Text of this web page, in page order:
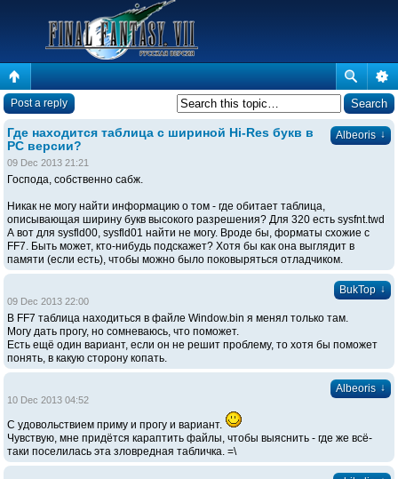
Post a reply
Albeoris ↓
Где находится таблица с шириной Hi-Res букв в
PC версии?
09 Dec 2013 21:21
Господа, собственно сабж.
Никак не могу найти информацию о том - где обитает таблица,
описывающая ширину букв высокого разрешения? Для 320 есть sysfnt.twd
А вот для sysfld00, sysfld01 найти не могу. Вроде бы, форматы схожие с
FF7. Быть может, кто-нибудь подскажет? Хотя бы как она выглядит в
памяти (если есть), чтобы можно было поковыряться отладчиком.
BukTop ↓
09 Dec 2013 22:00
В FF7 таблица находиться в файле Window.bin я менял только там.
Могу дать прогу, но сомневаюсь, что поможет.
Есть ещё один вариант, если он не решит проблему, то хотя бы поможет
понять, в какую сторону копать.
Albeoris ↓
10 Dec 2013 04:52
С удовольствием приму и прогу и вариант.
Чувствую, мне придётся караптить файлы, чтобы выяснить - где же всё-
таки поселилась эта зловредная табличка. =\